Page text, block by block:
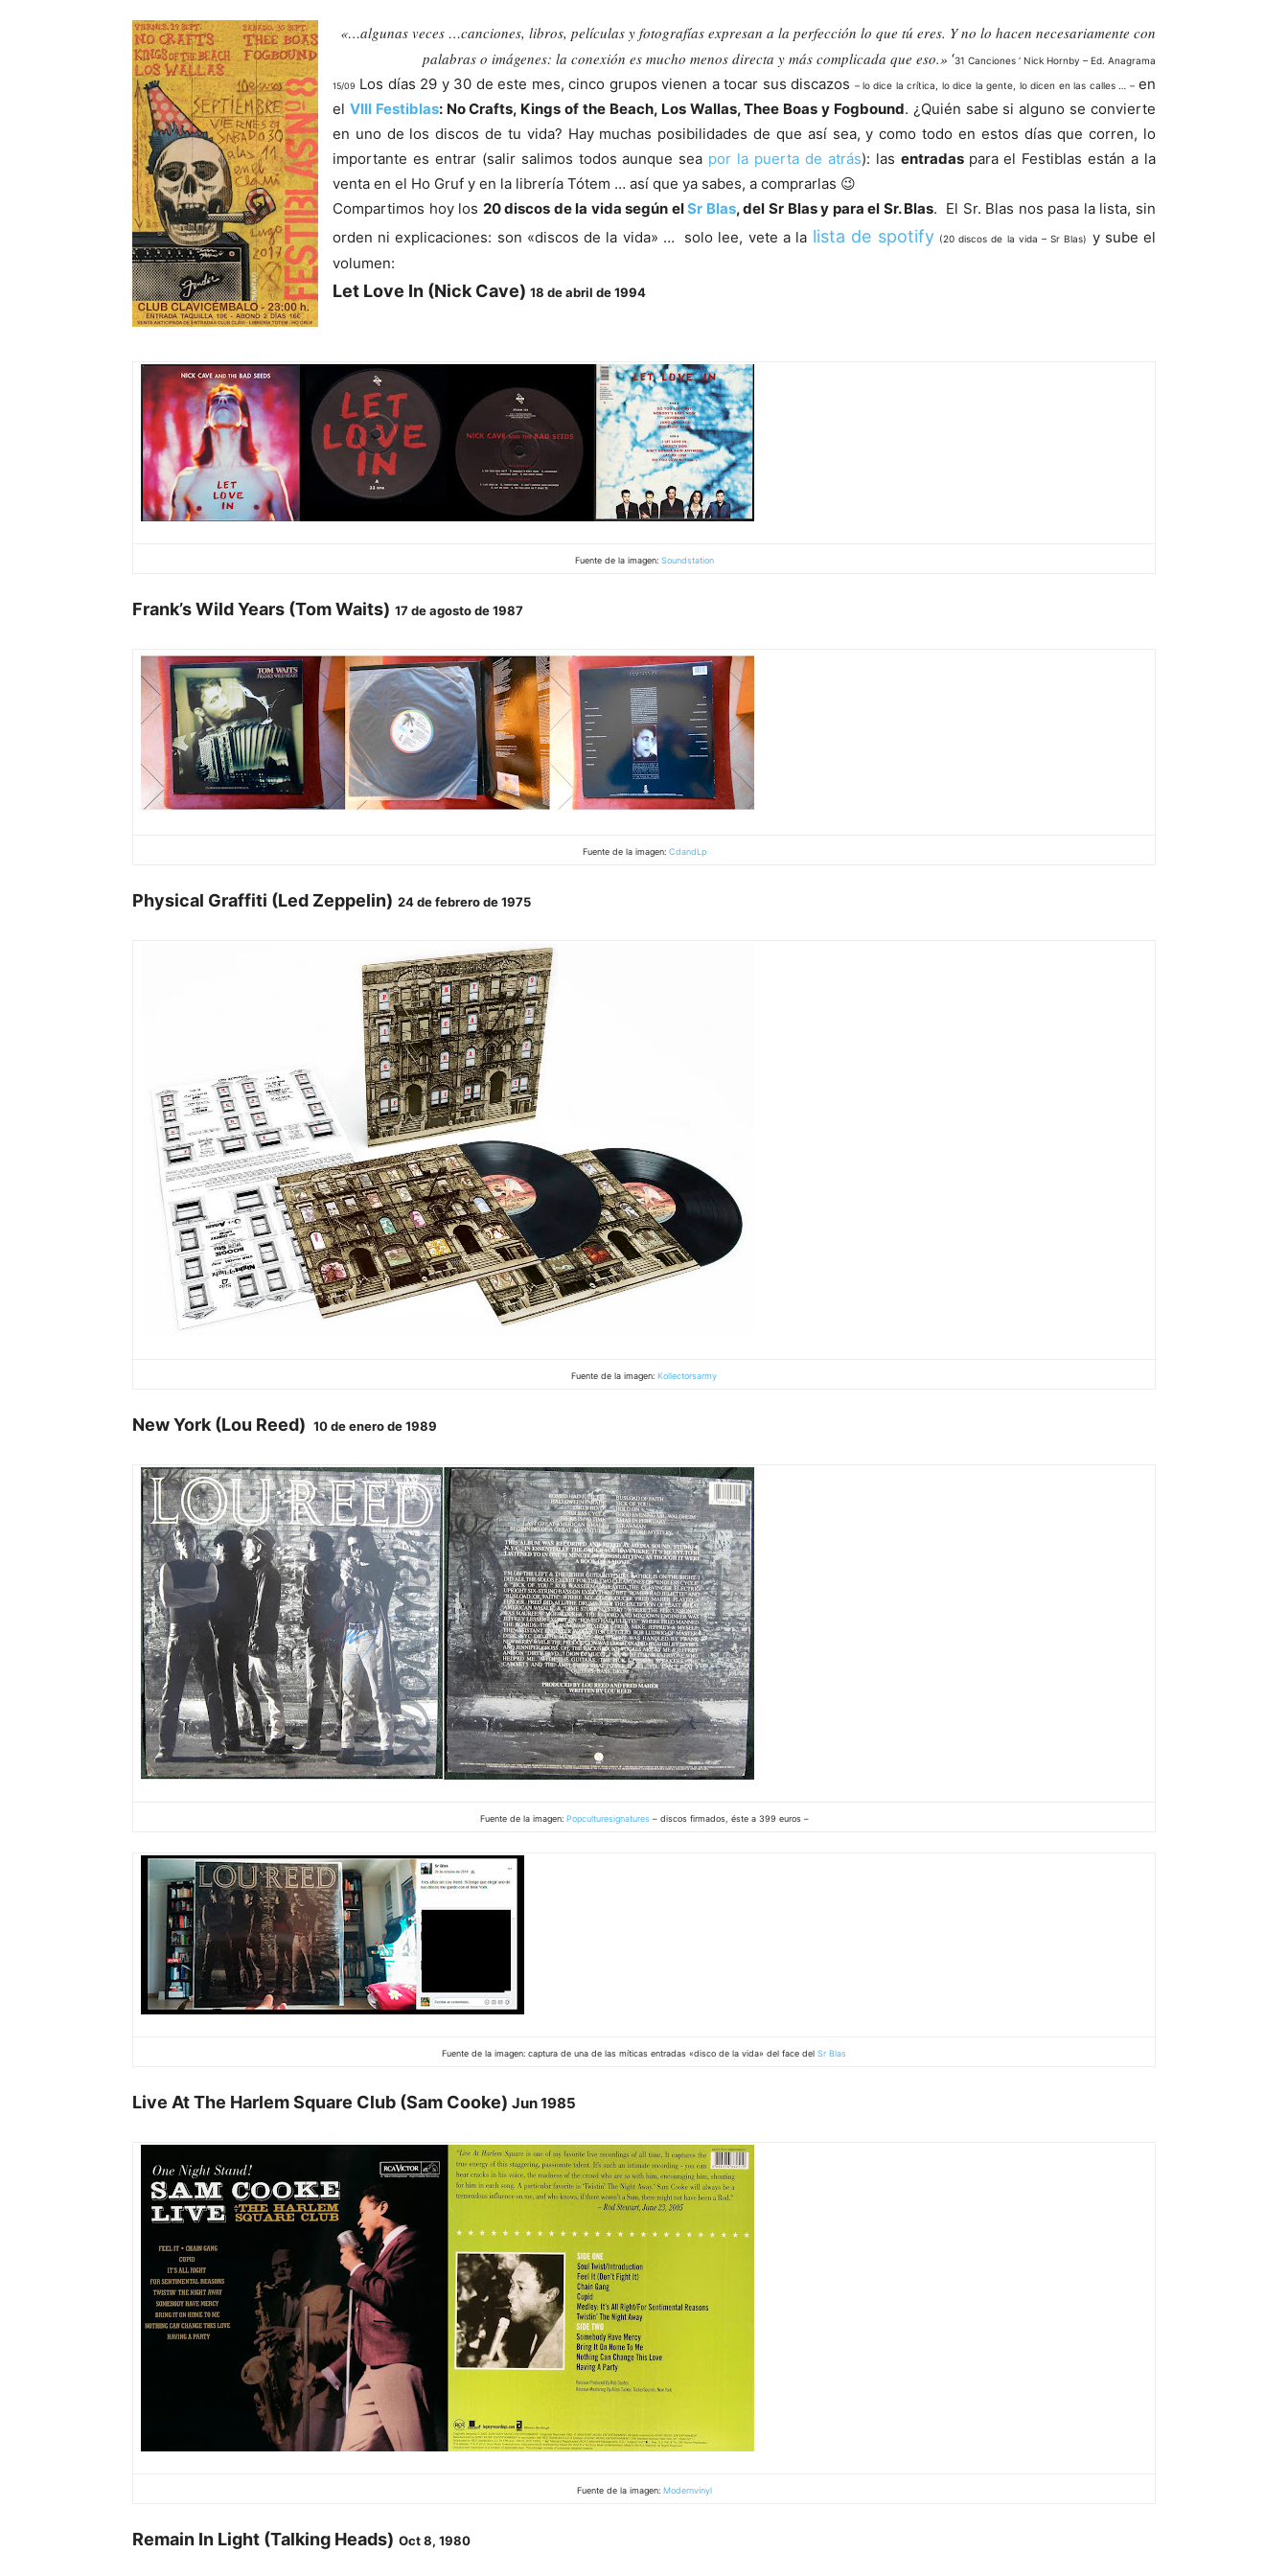
«…algunas veces …canciones, libros, películas y fotografías expresan a la perfección lo que tú eres. Y no lo hacen necesariamente con
palabras o imágenes: la conexión es mucho menos directa y más complicada que eso.» ‘31 Canciones ‘ Nick Hornby – Ed. Anagrama
15/09 Los días 29 y 30 de este mes, cinco grupos vienen a tocar sus discazos – lo dice la crítica, lo dice la gente, lo dicen en las calles … –en
el VIII Festiblas: No Crafts, Kings of the Beach, Los Wallas, Thee Boas y Fogbound. ¿Quién sabe si alguno se convierte
en uno de los discos de tu vida? Hay muchas posibilidades de que así sea, y como todo en estos días que corren, lo
importante es entrar (salir salimos todos aunque sea por la puerta de atrás): las entradas para el Festiblas están a la
venta en el Ho Gruf y en la librería Tótem … así que ya sabes, a comprarlas 😉
Compartimos hoy los 20 discos de la vida según elSr Blas, del Sr Blas y para el Sr. Blas. El Sr. Blas nos pasa la lista, sin
orden ni explicaciones: son «discos de la vida» … solo lee, vete a la lista de spotify (20 discos de la vida – Sr Blas) y sube el
volumen:
Let Love In (Nick Cave) 18 de abril de 1994
Fuente de la imagen: Soundstation
Frank’s Wild Years (Tom Waits) 17 de agosto de 1987
Fuente de la imagen: CdandLp
Physical Graffiti (Led Zeppelin) 24 de febrero de 1975
Fuente de la imagen: Kollectorsarmy
New York (Lou Reed) 10 de enero de 1989
Fuente de la imagen: Popculturesignatures – discos firmados, éste a 399 euros –
Fuente de la imagen: captura de una de las míticas entradas «disco de la vida» del face del Sr Blas
Live At The Harlem Square Club (Sam Cooke) Jun 1985
Fuente de la imagen: Modernvinyl
Remain In Light (Talking Heads) Oct 8, 1980